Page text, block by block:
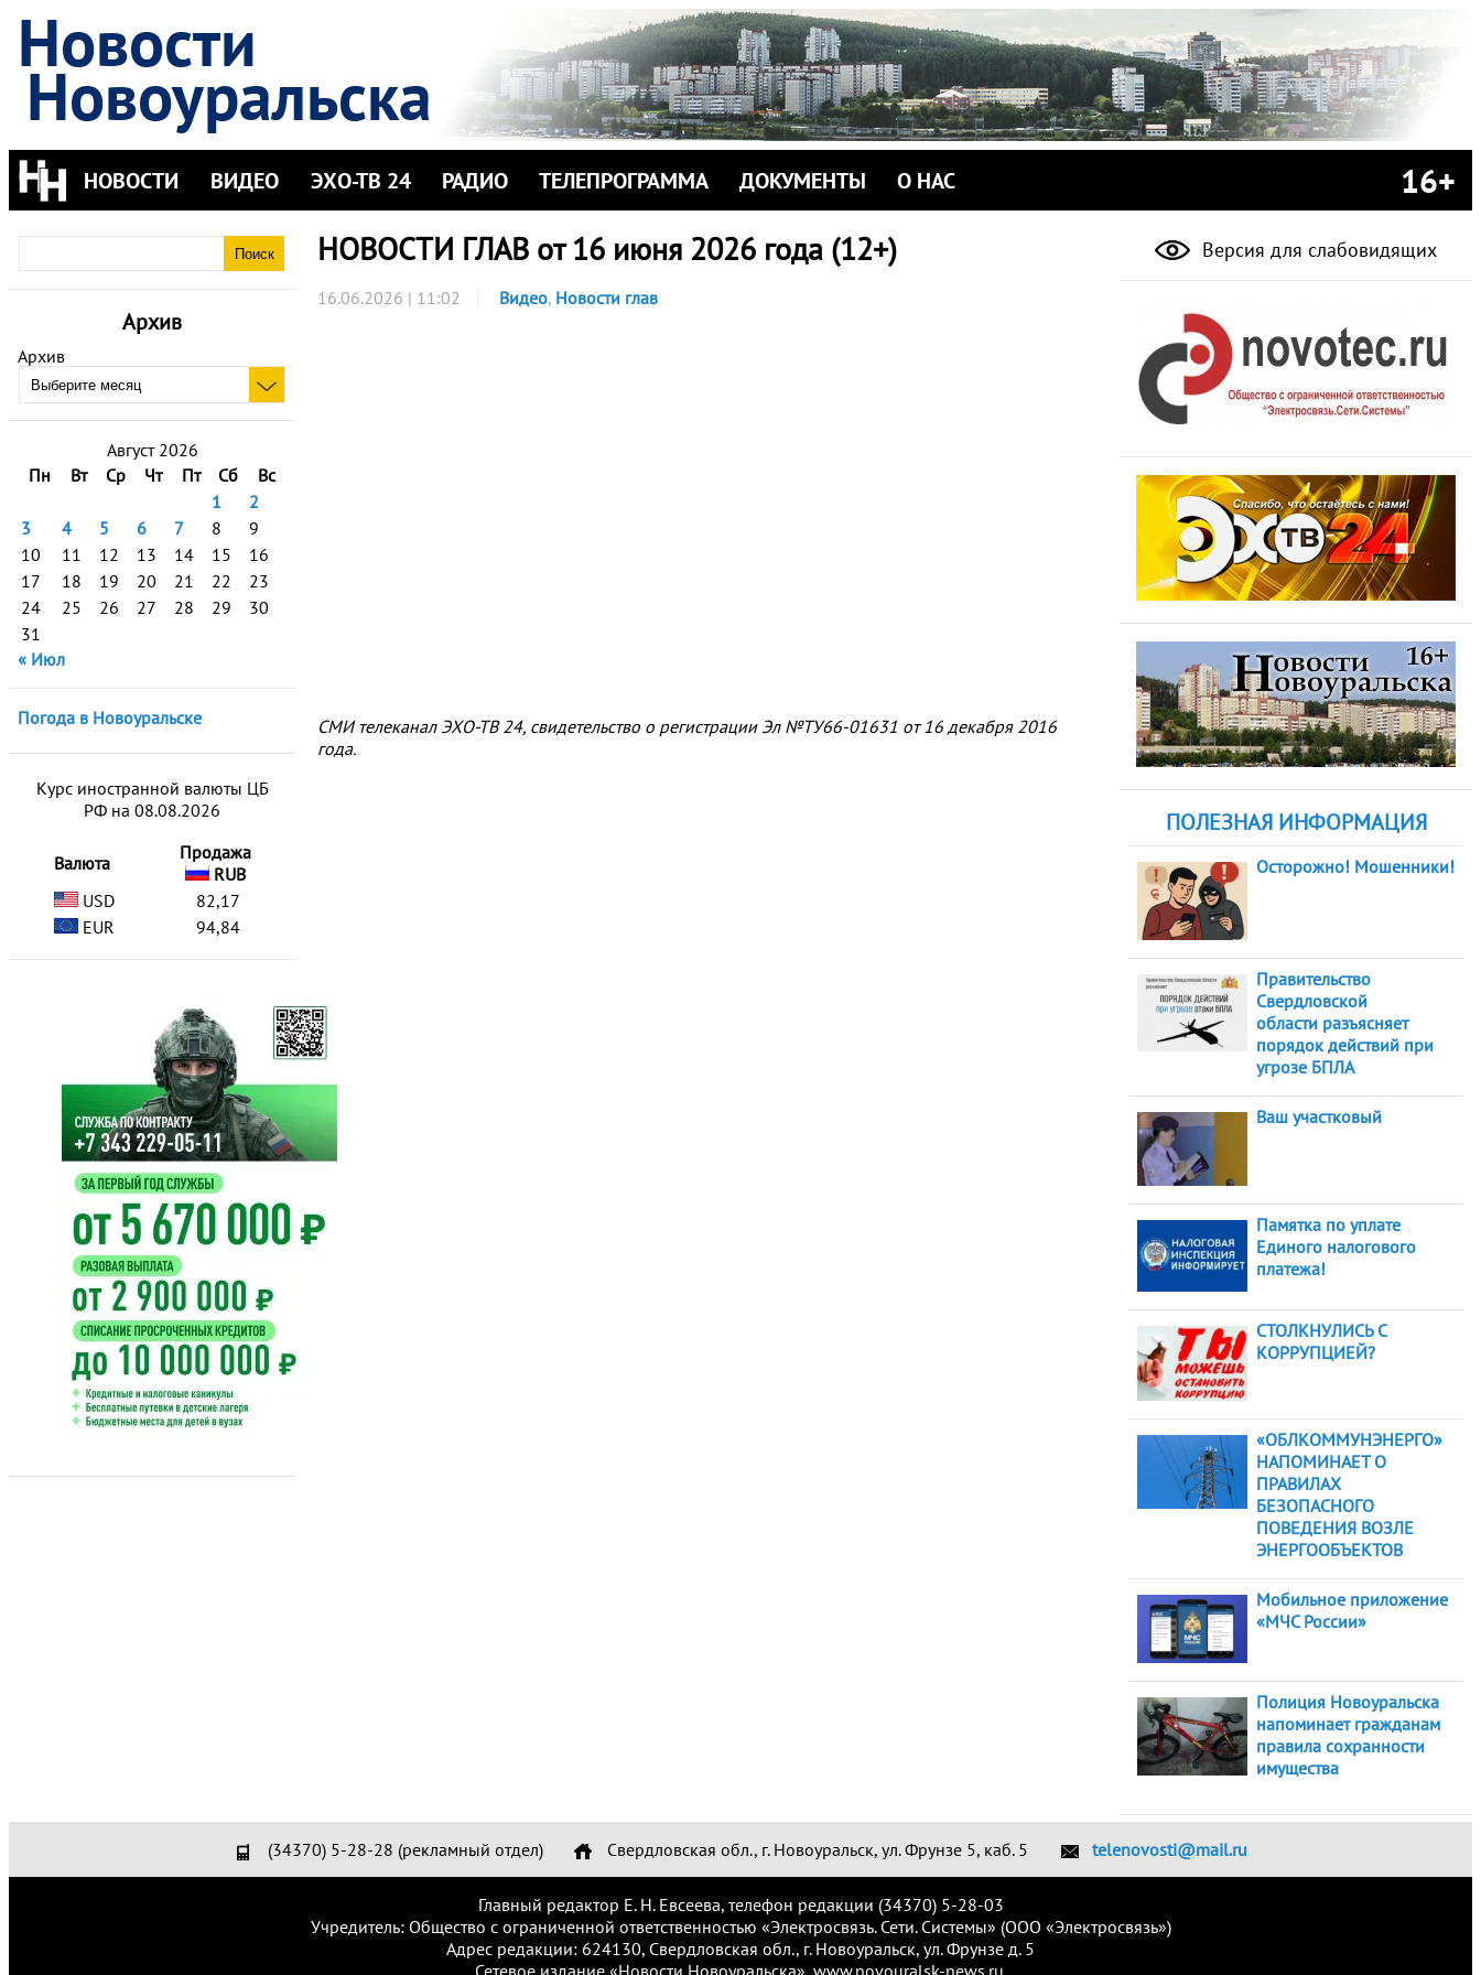
Новости
Новоуральска
НОВОСТИ ВИДЕО ЭХО-ТВ 24 РАДИО ТЕЛЕПРОГРАММА ДОКУМЕНТЫ О НАС 16+
Архив
Архив
Август 2026
Пн
Вт Ср Чт Пт Сб
Вс
1
2
3
4 5 6 7 8
9
10
11 12 13 14 15
16
17
18 19 20 21 22
23
24
25 26 27 28 29
30
31
« Июл
Погода в Новоуральске
Курс иностранной валюты ЦБ
РФ на 08.08.2026
Валюта
Продажа
RUB
USD
82,17
EUR
94,84
НОВОСТИ ГЛАВ от 16 июня 2026 года (12+)
16.06.2026 | 11:02 Видео, Новости глав
СМИ телеканал ЭХО-ТВ 24, свидетельство о регистрации Эл №ТУ66-01631 от 16 декабря 2016
года.
Версия для слабовидящих
ПОЛЕЗНАЯ ИНФОРМАЦИЯ
Осторожно! Мошенники!
Правительство
Свердловской
области разъясняет
порядок действий при
угрозе БПЛА
Ваш участковый
Памятка по уплате
Единого налогового
платежа!
СТОЛКНУЛИСЬ С
КОРРУПЦИЕЙ?
«ОБЛКОММУНЭНЕРГО»
НАПОМИНАЕТ О
ПРАВИЛАХ
БЕЗОПАСНОГО
ПОВЕДЕНИЯ ВОЗЛЕ
ЭНЕРГООБЪЕКТОВ
Мобильное приложение
«МЧС России»
Полиция Новоуральска
напоминает гражданам
правила сохранности
имущества
(34370) 5-28-28 (рекламный отдел) Свердловская обл., г. Новоуральск, ул. Фрунзе 5, каб. 5 telenovosti@mail.ru
Главный редактор Е. Н. Евсеева, телефон редакции (34370) 5-28-03
Учредитель: Общество с ограниченной ответственностью «Электросвязь. Сети. Системы» (ООО «Электросвязь»)
Адрес редакции: 624130, Свердловская обл., г. Новоуральск, ул. Фрунзе д. 5